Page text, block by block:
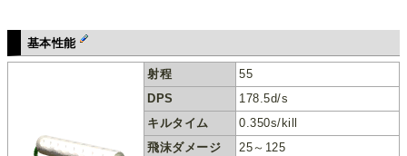
基本性能
射程
55
DPS
178.5d/s
キルタイム
0.350s/kill
飛沫ダメージ
25～125